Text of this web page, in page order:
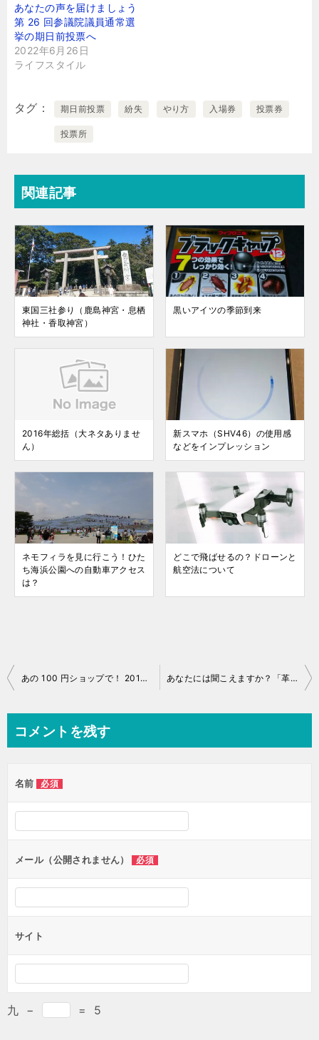
あなたの声を届けましょう
第 26 回参議院議員通常選
挙の期日前投票へ
2022年6月26日
ライフスタイル
タグ 期日前投票 紛失 やり方 入場券 投票券
投票所
関連記事
東国三社参り（鹿島神宮・息栖
神社・香取神宮）
黒いアイツの季節到来
2016年総括（大ネタありませ
ん）
新スマホ（SHV46）の使用感
などをインプレッション
ネモフィラを見に行こう！ひた
ち海浜公園への自動車アクセス
は？
どこで飛ばせるの？ドローンと
航空法について
投
ビ
ー
シ
ョ
ン
あの 100 円ショップで！ 2017 年 10 月 au 「三太郎の日」戦利品 Part.2 あなたには聞こえますか？「革命のファンファーレ」
コメントを残す
名前 必須
メール（公開されません） 必須
サイト
九 − = 5